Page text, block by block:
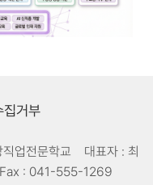
집거부
업전문학교 대표자 : 최
Fax : 041-555-1269